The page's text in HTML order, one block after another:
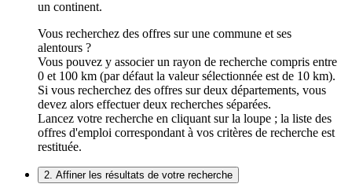
un continent.
Vous recherchez des offres sur une commune et ses
alentours ?
Vous pouvez y associer un rayon de recherche compris entre
0 et 100 km (par défaut la valeur sélectionnée est de 10 km).
Si vous recherchez des offres sur deux départements, vous
devez alors effectuer deux recherches séparées.
Lancez votre recherche en cliquant sur la loupe ; la liste des
offres d'emploi correspondant à vos critères de recherche est
restituée.
2. Affiner les résultats de votre recherche